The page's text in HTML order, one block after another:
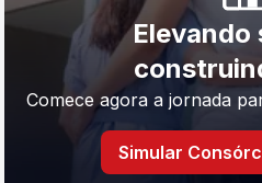
Elevando
Comece agora a jornada
Simular